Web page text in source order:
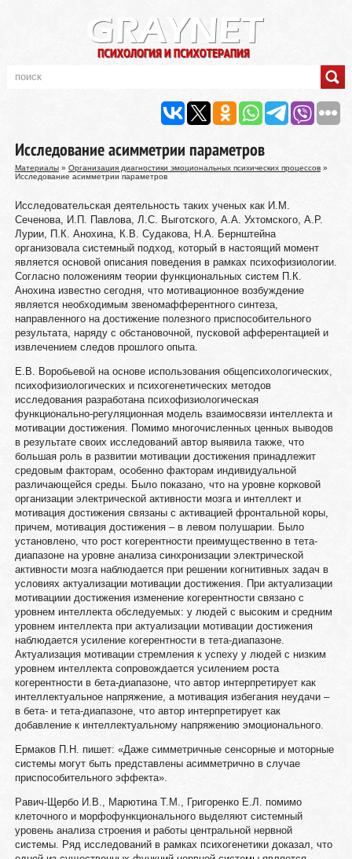
Исследование асимметрии параметров
Материалы» Организация диагностики эмоциональных психических процессов»
Исследование асимметрии параметров
Исследовательская деятельность таких ученых как И.М.
Сеченова, И.П. Павлова, Л.С. Выготского, А.А. Ухтомского, А.Р.
Лурии, П.К. Анохина, К.В. Судакова, Н.А. Бернштейна
организовала системный подход, который в настоящий момент
является основой описания поведения в рамках психофизиологии.
Согласно положениям теории функциональных систем П.К.
Анохина известно сегодня, что мотивационное возбуждение
является необходимым звеномафферентного синтеза,
направленного на достижение полезного приспособительного
результата, наряду с обстановочной, пусковой афферентацией и
извлечением следов прошлого опыта.
Е.В. Воробьевой на основе использования общепсихологических,
психофизиологических и психогенетических методов
исследования разработана психофизиологическая
функционально-регуляционная модель взаимосвязи интеллекта и
мотивации достижения. Помимо многочисленных ценных выводов
в результате своих исследований автор выявила также, что
большая роль в развитии мотивации достижения принадлежит
средовым факторам, особенно факторам индивидуальной
различающейся среды. Было показано, что на уровне корковой
организации электрической активности мозга и интеллект и
мотивация достижения связаны с активацией фронтальной коры,
причем, мотивация достижения – в левом полушарии. Было
установлено, что рост когерентности преимущественно в тета-
диапазоне на уровне анализа синхронизации электрической
активности мозга наблюдается при решении когнитивных задач в
условиях актуализации мотивации достижения. При актуализации
мотивациии достижения изменение когерентности связано с
уровнем интеллекта обследуемых: у людей с высоким и средним
уровнем интеллекта при актуализации мотивации достижения
наблюдается усиление когерентности в тета-диапазоне.
Актуализация мотивации стремления к успеху у людей с низким
уровнем интеллекта сопровождается усилением роста
когерентности в бета-диапазоне, что автор интерпретирует как
интеллектуальное напряжение, а мотивация избегания неудачи –
в бета- и тета-диапазоне, что автор интерпретирует как
добавление к интеллектуальному напряжению эмоционального.
Ермаков П.Н. пишет: «Даже симметричные сенсорные и моторные
системы могут быть представлены асимметрично в случае
приспособительного эффекта».
Равич-Щербо И.В., Марютина Т.М., Григоренко Е.Л. помимо
клеточного и морфофункционального выделяют системный
уровень анализа строения и работы центральной нервной
системы. Ряд исследований в рамках психогенетики доказал, что